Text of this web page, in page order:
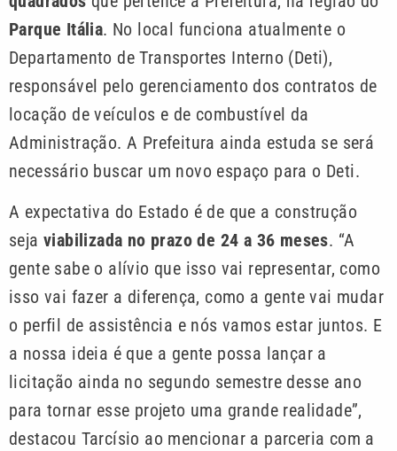
Parque Itália. No local funciona atualmente o
Departamento de Transportes Interno (Deti),
responsável pelo gerenciamento dos contratos de
locação de veículos e de combustível da
Administração. A Prefeitura ainda estuda se será
necessário buscar um novo espaço para o Deti.
A expectativa do Estado é de que a construção
seja viabilizada no prazo de 24 a 36 meses. “A
gente sabe o alívio que isso vai representar, como
isso vai fazer a diferença, como a gente vai mudar
o perfil de assistência e nós vamos estar juntos. E
a nossa ideia é que a gente possa lançar a
licitação ainda no segundo semestre desse ano
para tornar esse projeto uma grande realidade”,
destacou Tarcísio ao mencionar a parceria com a